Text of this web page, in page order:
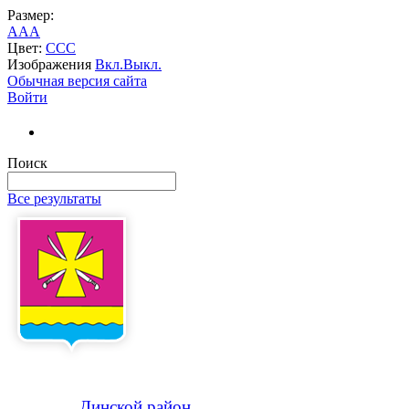
Размер:
AAA
Цвет: CCC
Изображения Вкл.Выкл.
Обычная версия сайта
Войти
Поиск
Все результаты